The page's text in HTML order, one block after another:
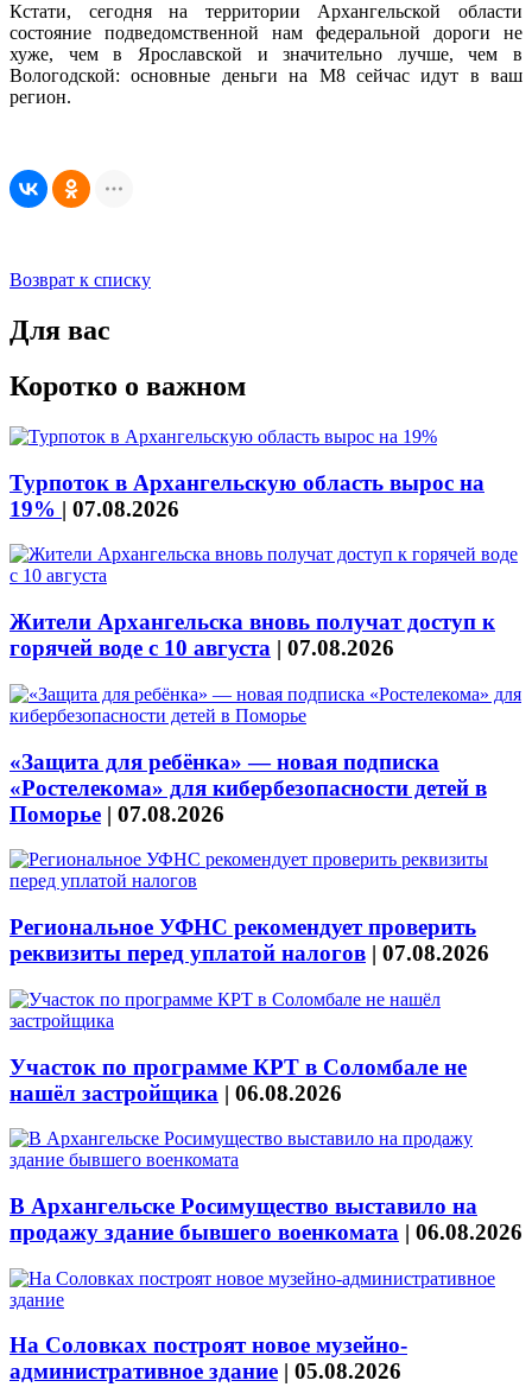
Кстати, сегодня на территории Архангельской области
состояние подведомственной нам федеральной дороги не
хуже, чем в Ярославской и значительно лучше, чем в
Вологодской: основные деньги на М8 сейчас идут в ваш
регион.
Возврат к списку
Для вас
Коротко о важном
Турпоток в Архангельскую область вырос на
19% | 07.08.2026
Жители Архангельска вновь получат доступ к
горячей воде с 10 августа | 07.08.2026
«Защита для ребёнка» — новая подписка
«Ростелекома» для кибербезопасности детей в
Поморье | 07.08.2026
Региональное УФНС рекомендует проверить
реквизиты перед уплатой налогов | 07.08.2026
Участок по программе КРТ в Соломбале не
нашёл застройщика | 06.08.2026
В Архангельске Росимущество выставило на
продажу здание бывшего военкомата | 06.08.2026
На Соловках построят новое музейно-
административное здание | 05.08.2026